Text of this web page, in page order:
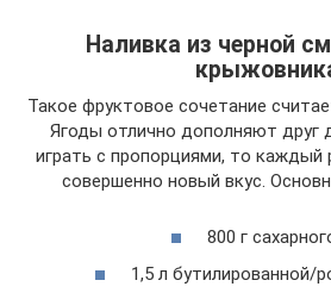
Наливка из черной
Такое фруктовое сочетание
Ягоды отлично дополняют друг
играть с пропорциями, то каждый
совершенно новый вкус.
800 г
1,5 л бутилированной/